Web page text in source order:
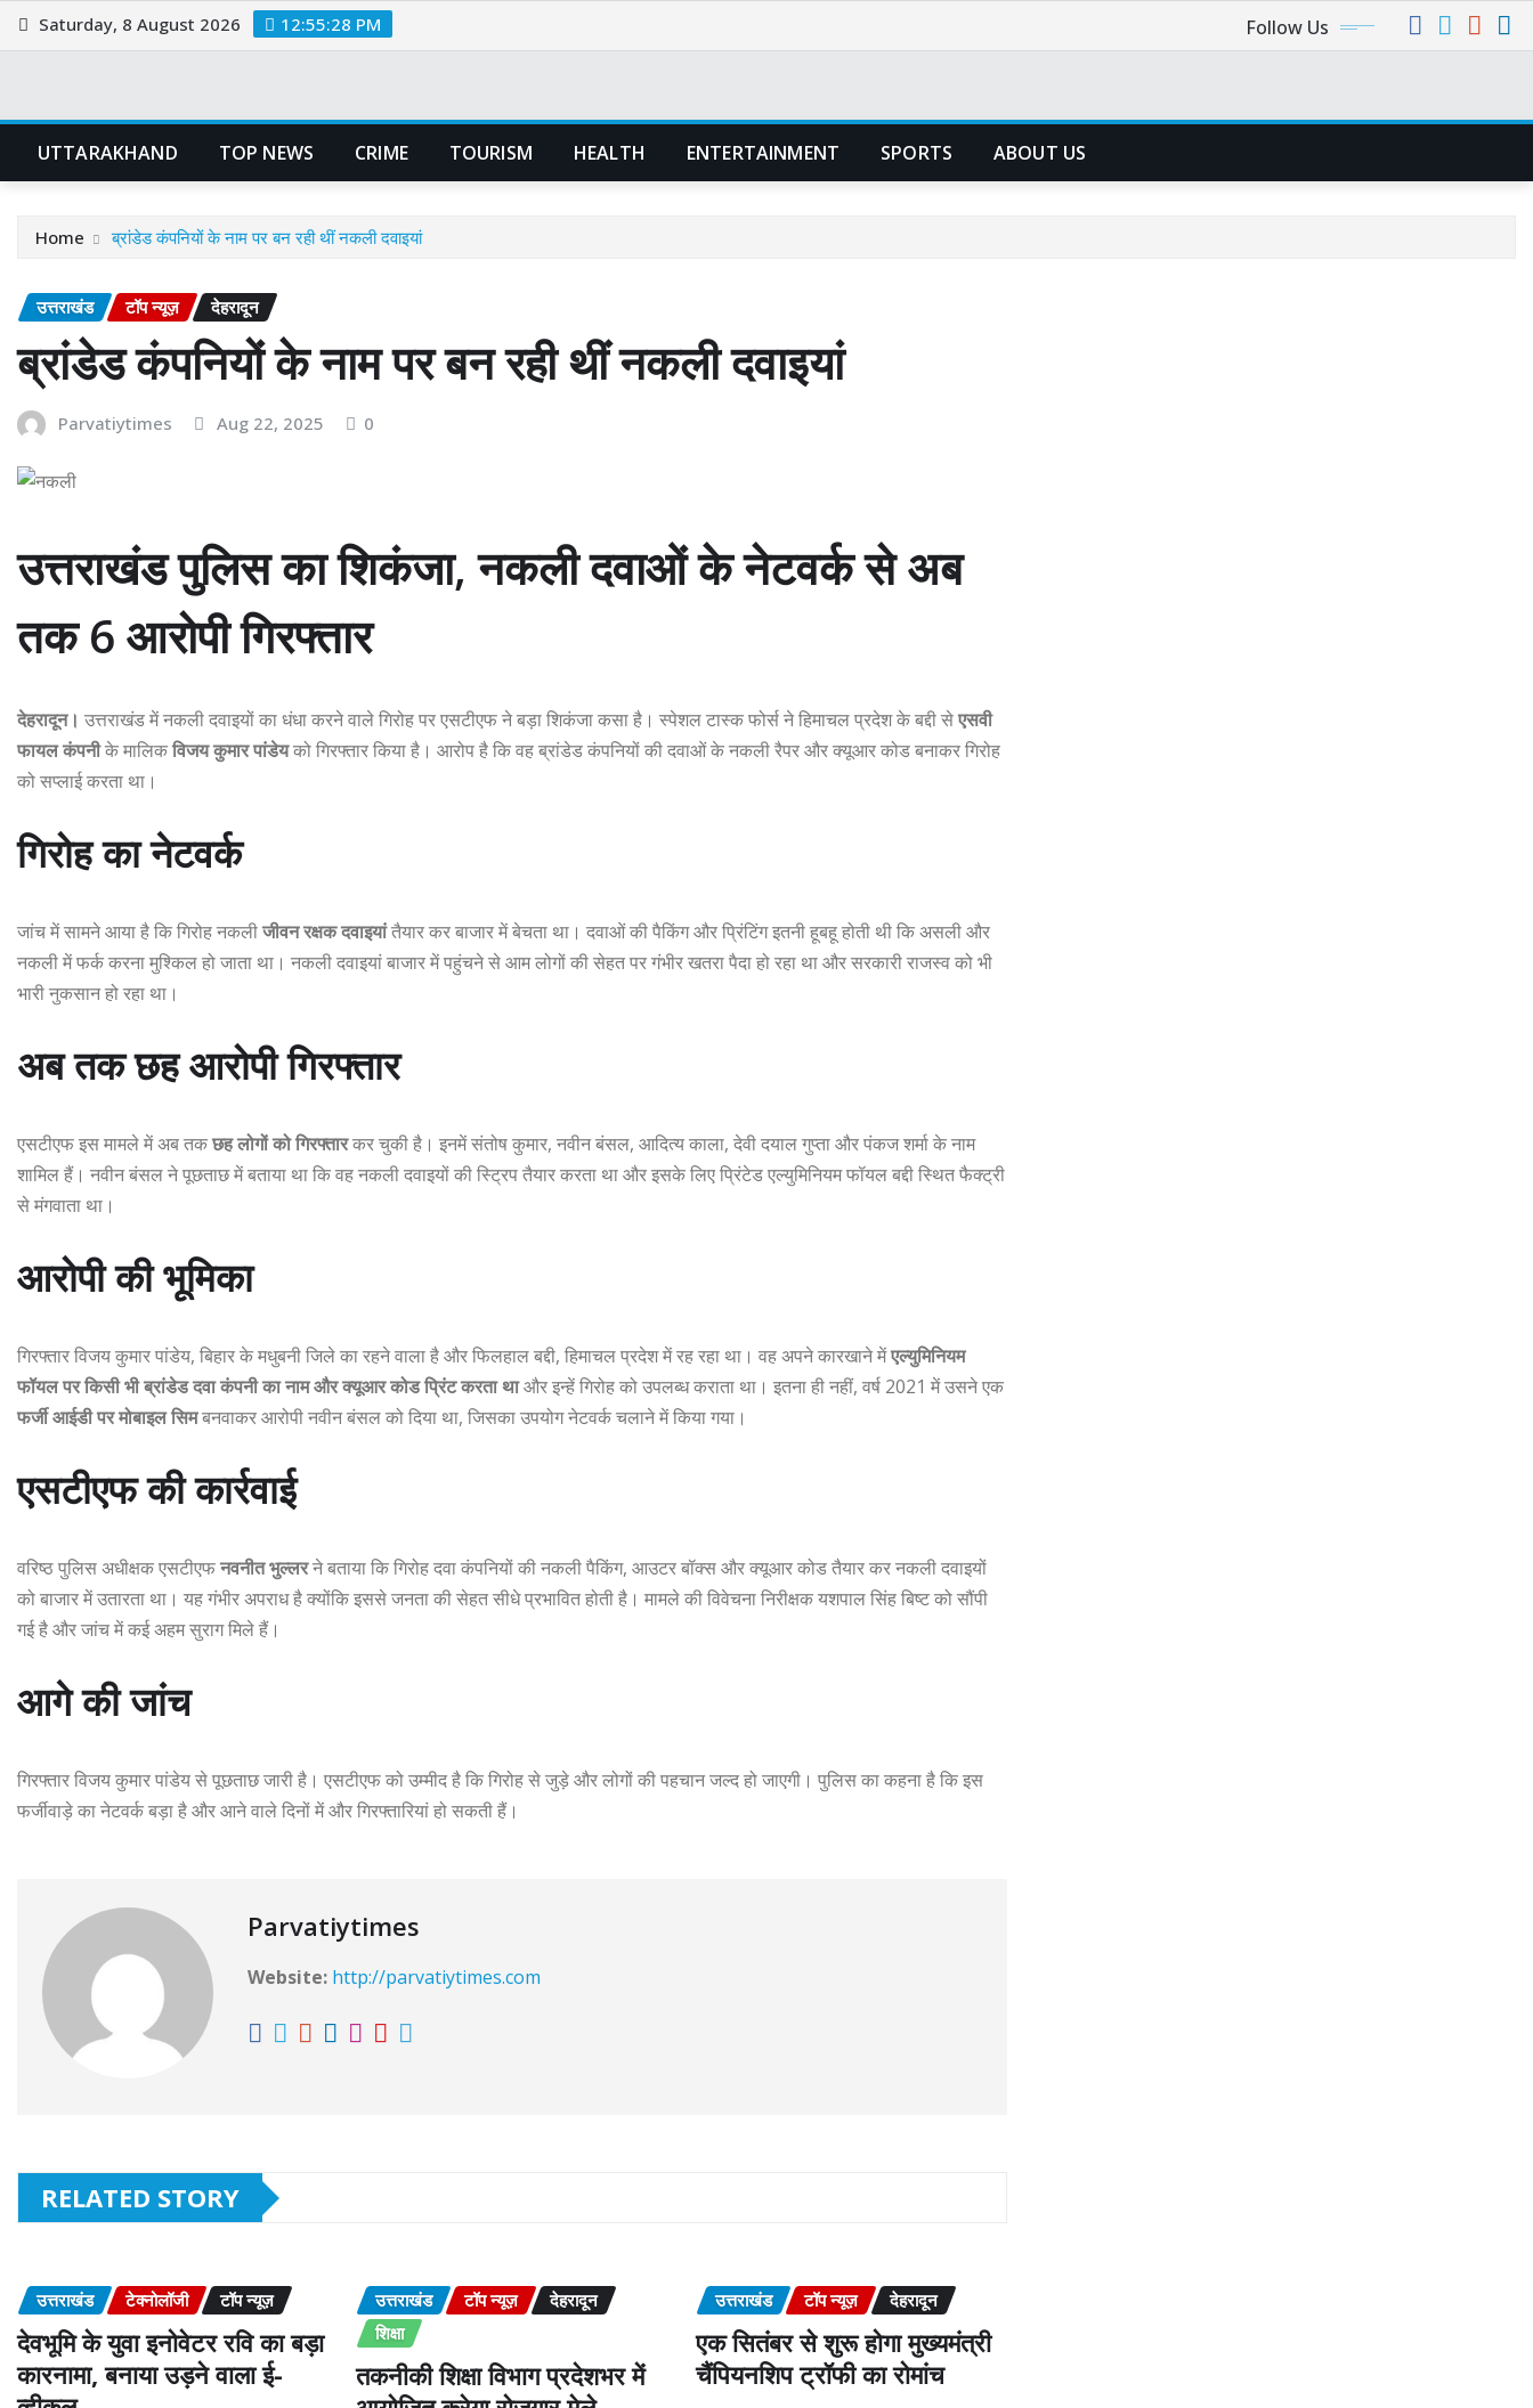
Skip
to
Saturday, 8 August 2026 12:55:29 PM Follow Us
UTTARAKHAND TOP NEWS CRIME TOURISM HEALTH ENTERTAINMENT SPORTS ABOUT US
Home ब्रांडेड कंपनियों के नाम पर बन रही थीं नकली दवाइयां
उत्तराखंड टॉप न्यूज़ देहरादून
ब्रांडेड कंपनियों के नाम पर बन रही थीं नकली दवाइयां
Parvatiytimes Aug 22, 2025 0
उत्तराखंड पुलिस का शिकंजा, नकली दवाओं के नेटवर्क से अब
तक 6 आरोपी गिरफ्तार
देहरादून। उत्तराखंड में नकली दवाइयों का धंधा करने वाले गिरोह पर एसटीएफ ने बड़ा शिकंजा कसा है। स्पेशल टास्क फोर्स ने हिमाचल प्रदेश के बद्दी सेएसवी
फायल कंपनीके मालिकविजय कुमार पांडेयको गिरफ्तार किया है। आरोप है कि वह ब्रांडेड कंपनियों की दवाओं के नकली रैपर और क्यूआर कोड बनाकर गिरोह
को सप्लाई करता था।
गिरोह का नेटवर्क
जांच में सामने आया है कि गिरोह नकलीजीवन रक्षक दवाइयांतैयार कर बाजार में बेचता था। दवाओं की पैकिंग और प्रिंटिंग इतनी हूबहू होती थी कि असली और
नकली में फर्क करना मुश्किल हो जाता था। नकली दवाइयां बाजार में पहुंचने से आम लोगों की सेहत पर गंभीर खतरा पैदा हो रहा था और सरकारी राजस्व को भी
भारी नुकसान हो रहा था।
अब तक छह आरोपी गिरफ्तार
एसटीएफ इस मामले में अब तकछह लोगों को गिरफ्तारकर चुकी है। इनमें संतोष कुमार, नवीन बंसल, आदित्य काला, देवी दयाल गुप्ता और पंकज शर्मा के नाम
शामिल हैं। नवीन बंसल ने पूछताछ में बताया था कि वह नकली दवाइयों की स्ट्रिप तैयार करता था और इसके लिए प्रिंटेड एल्युमिनियम फॉयल बद्दी स्थित फैक्ट्री
से मंगवाता था।
आरोपी की भूमिका
गिरफ्तार विजय कुमार पांडेय, बिहार के मधुबनी जिले का रहने वाला है और फिलहाल बद्दी, हिमाचल प्रदेश में रह रहा था। वह अपने कारखाने मेंएल्युमिनियम
फॉयल पर किसी भी ब्रांडेड दवा कंपनी का नाम और क्यूआर कोड प्रिंट करता थाऔर इन्हें गिरोह को उपलब्ध कराता था। इतना ही नहीं, वर्ष 2021 में उसने एक
फर्जी आईडी पर मोबाइल सिमबनवाकर आरोपी नवीन बंसल को दिया था, जिसका उपयोग नेटवर्क चलाने में किया गया।
एसटीएफ की कार्रवाई
वरिष्ठ पुलिस अधीक्षक एसटीएफनवनीत भुल्लरने बताया कि गिरोह दवा कंपनियों की नकली पैकिंग, आउटर बॉक्स और क्यूआर कोड तैयार कर नकली दवाइयों
को बाजार में उतारता था। यह गंभीर अपराध है क्योंकि इससे जनता की सेहत सीधे प्रभावित होती है। मामले की विवेचना निरीक्षक यशपाल सिंह बिष्ट को सौंपी
गई है और जांच में कई अहम सुराग मिले हैं।
आगे की जांच
गिरफ्तार विजय कुमार पांडेय से पूछताछ जारी है। एसटीएफ को उम्मीद है कि गिरोह से जुड़े और लोगों की पहचान जल्द हो जाएगी। पुलिस का कहना है कि इस
फर्जीवाड़े का नेटवर्क बड़ा है और आने वाले दिनों में और गिरफ्तारियां हो सकती हैं।
Parvatiytimes
Website: http://parvatiytimes.com
RELATED STORY
उत्तराखंड टेक्नोलॉजी टॉप न्यूज़
देवभूमि के युवा इनोवेटर रवि का बड़ा
कारनामा, बनाया उड़ने वाला ई-
उत्तराखंड टॉप न्यूज़
देहरादून
शिक्षा
तकनीकी शिक्षा विभाग प्रदेशभर में
उत्तराखंड टॉप न्यूज़ देहरादून
एक सितंबर से शुरू होगा मुख्यमंत्री
चैंपियनशिप ट्रॉफी का रोमांच